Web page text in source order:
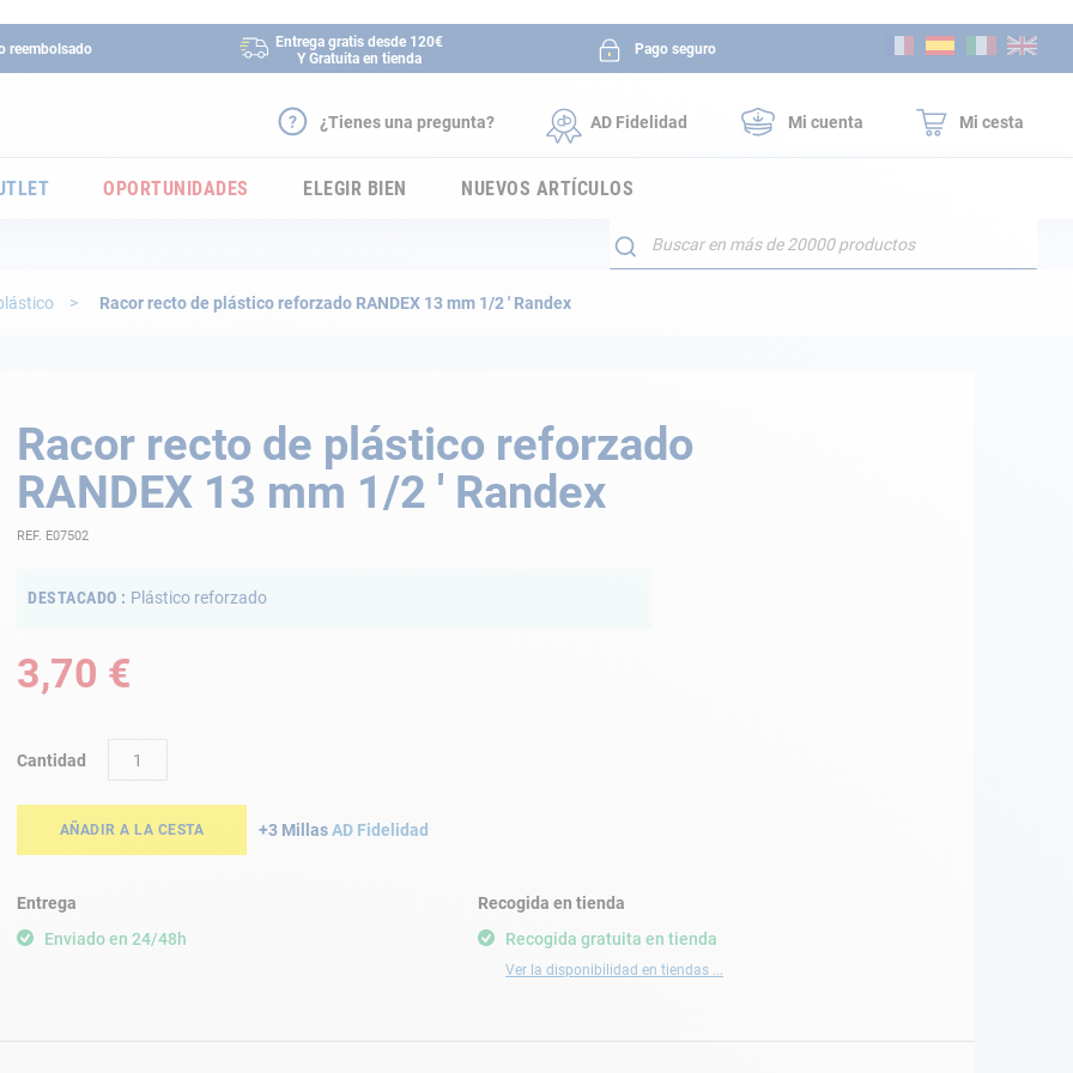
reembolsado
Entrega gratis desde 120€
Y Gratuita en tienda
Pago seguro
¿Tienes una pregunta? AD Fidelidad Mi cuenta Mi cesta
OPORTUNIDADES ELEGIR BIEN NUEVOS ARTÍCULOS
Buscar
Racor recto de plástico reforzado RANDEX 13 mm 1/2 ' Randex
Racor recto de plástico reforzado
RANDEX 13 mm 1/2 ' Randex
REF. E07502
DESTACADO Plástico reforzado
3,70 €
Cantidad
AÑADIR A LA CESTA +3 MillasAD Fidelidad
Entrega
Enviado en 24/48h
Recogida gratuita en tienda
Ver la disponibilidad en tiendas ...
Recogida en tienda